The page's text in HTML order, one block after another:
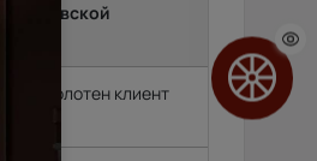
Московской
полотен клиент